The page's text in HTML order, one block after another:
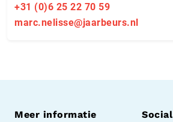
+31 (0)6 25 22 70 59
marc.nelisse@jaarbeurs.nl
Meer informatie Social